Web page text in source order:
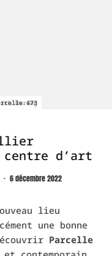
473
Haring
473
centre d’art
· 6 décembre 2022
lieu
une bonne
Parcelle